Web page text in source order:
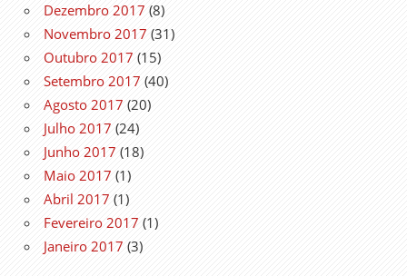
Dezembro 2017 (8)
Novembro 2017 (31)
Outubro 2017 (15)
Setembro 2017 (40)
Agosto 2017 (20)
Julho 2017 (24)
Junho 2017 (18)
Maio 2017 (1)
Abril 2017 (1)
Fevereiro 2017 (1)
Janeiro 2017 (3)